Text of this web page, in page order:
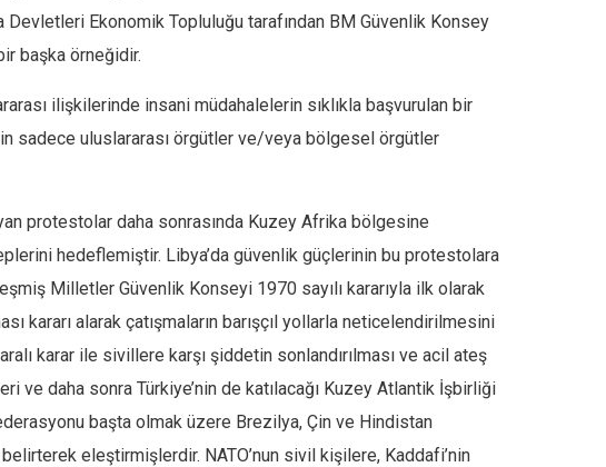
Devletleri Ekonomik Topluluğu tarafından BM Güvenlik Konsey
başka örneğidir.
ilişkilerinde insani müdahalelerin sıklıkla başvurulan bir
sadece uluslararası örgütler ve/veya bölgesel örgütler
protestolar daha sonrasında Kuzey Afrika bölgesine
hedeflemiştir. Libya’da güvenlik güçlerinin bu protestolara
Milletler Güvenlik Konseyi 1970 sayılı kararıyla ilk olarak
kararı alarak çatışmaların barışçıl yollarla neticelendirilmesini
karar ile sivillere karşı şiddetin sonlandırılması ve acil ateş
ve daha sonra Türkiye’nin de katılacağı Kuzey Atlantik İşbirliği
başta olmak üzere Brezilya, Çin ve Hindistan
eleştirmişlerdir. NATO’nun sivil kişilere, Kaddafi’nin